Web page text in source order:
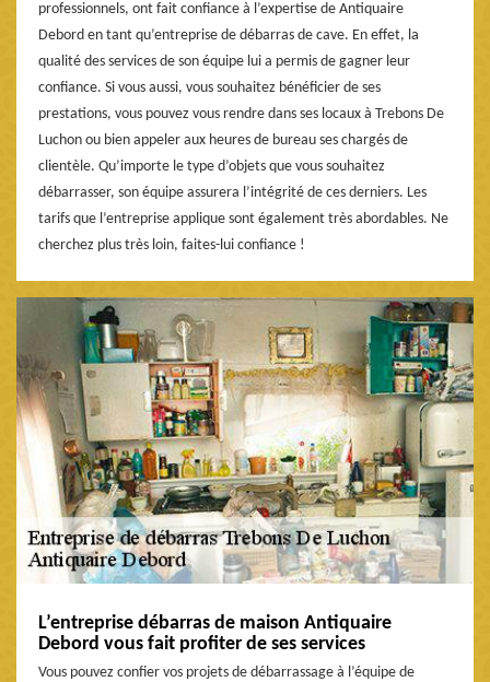
professionnels, ont fait confiance à l’expertise de Antiquaire
Debord en tant qu’entreprise de débarras de cave. En effet, la
qualité des services de son équipe lui a permis de gagner leur
confiance. Si vous aussi, vous souhaitez bénéficier de ses
prestations, vous pouvez vous rendre dans ses locaux à Trebons De
Luchon ou bien appeler aux heures de bureau ses chargés de
clientèle. Qu’importe le type d’objets que vous souhaitez
débarrasser, son équipe assurera l’intégrité de ces derniers. Les
tarifs que l’entreprise applique sont également très abordables. Ne
cherchez plus très loin, faites-lui confiance !
L’entreprise débarras de maison Antiquaire
Debord vous fait profiter de ses services
Vous pouvez confier vos projets de débarrassage à l’équipe de